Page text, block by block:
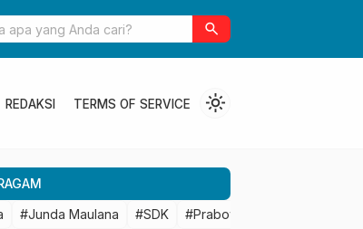
Kolaborasi Riset dengan BRIN untuk Mendukung
search
REDAKSI TERMS OF SERVICE light_mode
#Junda Maulana #SDK #Prabowo Subianto